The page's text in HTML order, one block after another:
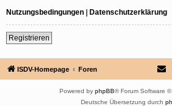
Nutzungsbedingungen | Datenschutzerklärung
Registrieren
ISDV-Homepage Foren
Powered by phpBB® Forum Software
Deutsche Übersetzung durch